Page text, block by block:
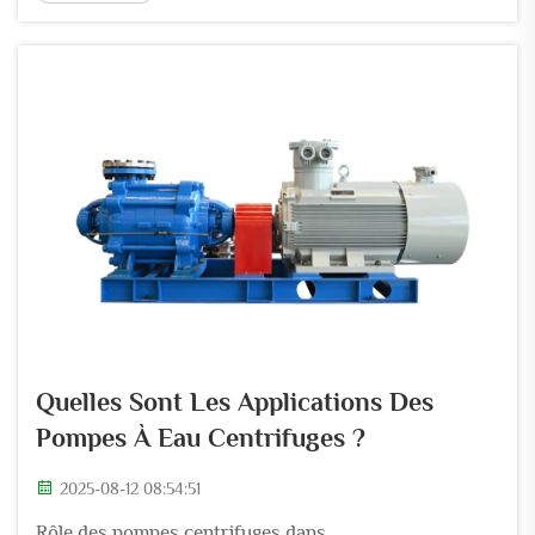
pour cent de toute l'eau douce prélevée dans la nature
Quelles Sont Les Applications Des
Pompes À Eau Centrifuges ?
2025-08-12 08:54:51